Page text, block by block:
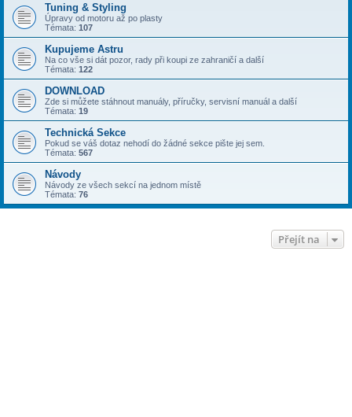
Tuning & Styling
Úpravy od motoru až po plasty
Témata: 107
Kupujeme Astru
Na co vše si dát pozor, rady při koupi ze zahraničí a další
Témata: 122
DOWNLOAD
Zde si můžete stáhnout manuály, příručky, servisní manuál a další
Témata: 19
Technická Sekce
Pokud se váš dotaz nehodí do žádné sekce pište jej sem.
Témata: 567
Návody
Návody ze všech sekcí na jednom místě
Témata: 76
Přejít na